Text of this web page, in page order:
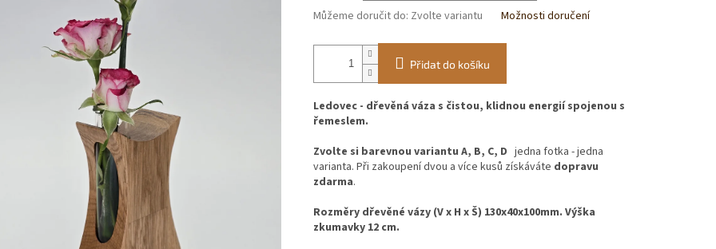
Můžeme doručit do: Zvolte variantu Možnosti doručení
Přidat do košíku
Ledovec - dřevěná váza s čistou, klidnou energií spojenou s
řemeslem.
Zvolte si barevnou variantu A, B, C, D jedna fotka - jedna
varianta. Při zakoupení dvou a více kusů získáváte dopravu
zdarma.
Rozměry dřevěné vázy (V x H x Š) 130x40x100mm. Výška
zkumavky 12 cm.